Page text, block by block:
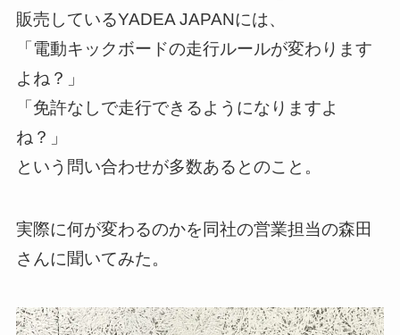
販売しているYADEA JAPANには、
「電動キックボードの走行ルールが変わります
よね？」
「免許なしで走行できるようになりますよ
ね？」
という問い合わせが多数あるとのこと。
実際に何が変わるのかを同社の営業担当の森田
さんに聞いてみた。